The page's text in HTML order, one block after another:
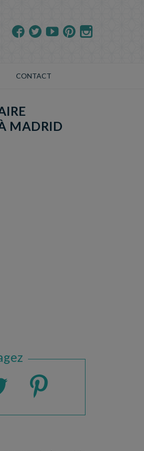
CONTACT
MADRID